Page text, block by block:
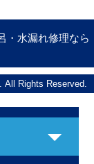
・水漏れ修理なら
Rights Reserved.